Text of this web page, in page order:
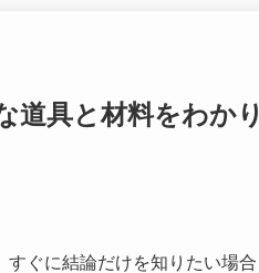
道具と材料をわか
ぐに結論だけを知りたい場